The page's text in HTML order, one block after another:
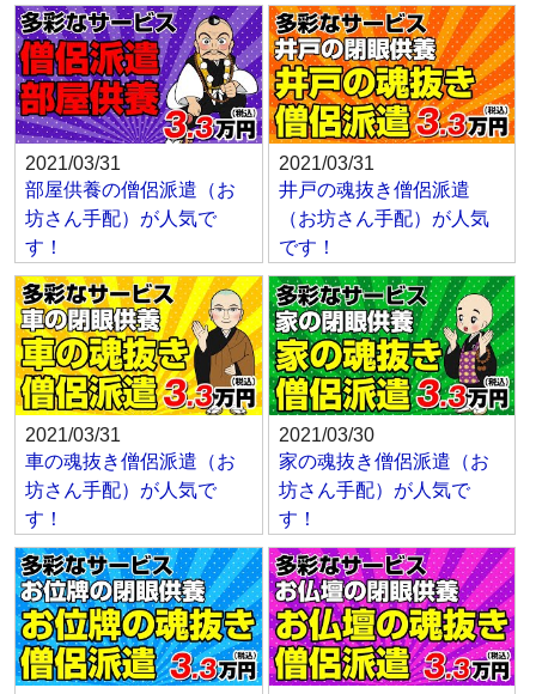
2021/03/31
部屋供養の僧侶派遣（お
坊さん手配）が人気で
す！
2021/03/31
井戸の魂抜き僧侶派遣
（お坊さん手配）が人気
です！
2021/03/31
車の魂抜き僧侶派遣（お
坊さん手配）が人気で
す！
2021/03/30
家の魂抜き僧侶派遣（お
坊さん手配）が人気で
す！